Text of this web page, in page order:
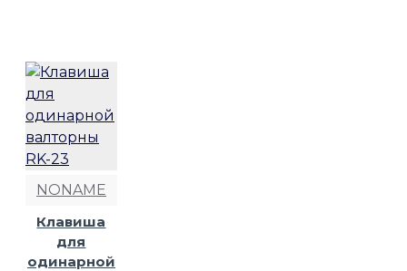
NONAME
Клавиша
для
одинарной